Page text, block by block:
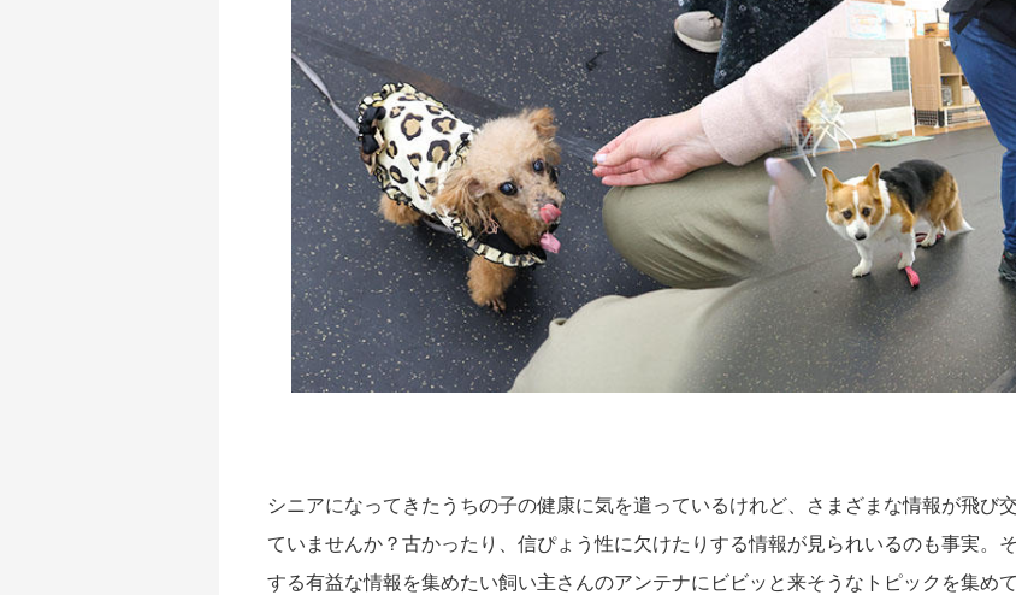
シニアになってきたうちの子の健康に気を遣っているけれど、さまざまな情報が飛び
ていませんか？古かったり、信ぴょう性に欠けたりする情報が見られいるのも事実。
する有益な情報を集めたい飼い主さんのアンテナにビビッと来そうなトピックを集め